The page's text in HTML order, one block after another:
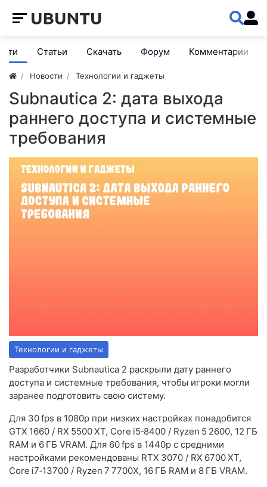
Статьи Скачать Форум Комментарии
Новости Технологии и гаджеты
Subnautica 2: дата выхода
раннего доступа и системные
требования
Технологии и гаджеты
Разработчики Subnautica 2 раскрыли дату раннего
доступа и системные требования, чтобы игроки могли
заранее подготовить свою систему.
Для 30 fps в 1080p при низких настройках понадобится
GTX 1660 / RX 5500 XT, Core i5‑8400 / Ryzen 5 2600, 12 ГБ
RAM и 6 ГБ VRAM. Для 60 fps в 1440p с средними
настройками рекомендованы RTX 3070 / RX 6700 XT,
Core i7‑13700 / Ryzen 7 7700X, 16 ГБ RAM и 8 ГБ VRAM.